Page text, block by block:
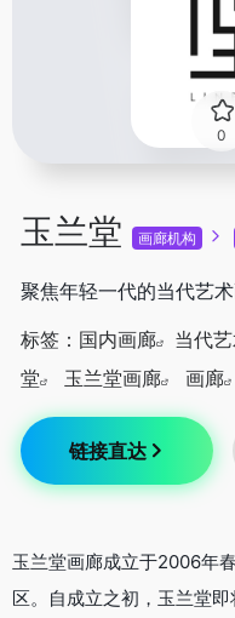
0
玉兰堂 画廊机构
聚焦年轻一代的当代艺术
标签： 国内画廊 当代
堂
玉兰堂画廊 画廊
链接直达
玉兰堂画廊成立于2006年
区。自成立之初，玉兰堂